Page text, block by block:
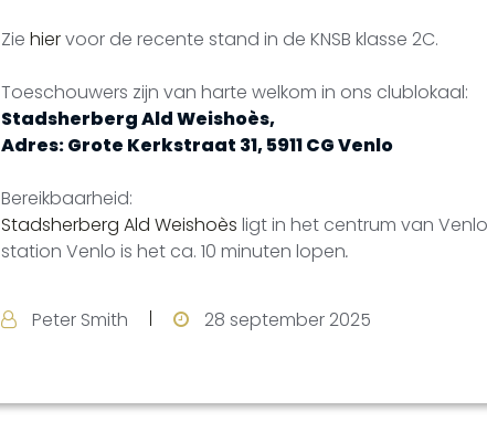
Zie hiervoor de recente stand in de KNSB klasse 2C.
Toeschouwers zijn van harte welkom in ons clublokaal:
Stadsherberg Ald Weishoès,
Adres: Grote Kerkstraat 31, 5911 CG Venlo
Bereikbaarheid:
Stadsherberg Ald Weishoès ligt in het centrum van
station Venlo is het ca. 10 minuten lopen.
Peter Smith 28 september 2025